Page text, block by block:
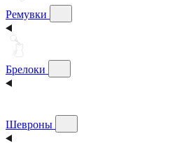
Ремувки
Брелоки
Шевроны